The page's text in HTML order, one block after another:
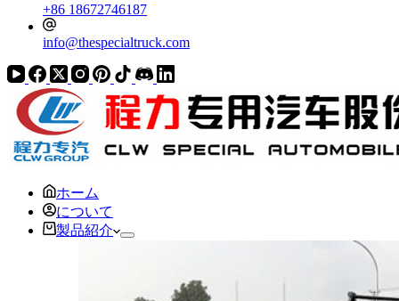
+86 18672746187
info@thespecialtruck.com
ホーム
について
製品紹介